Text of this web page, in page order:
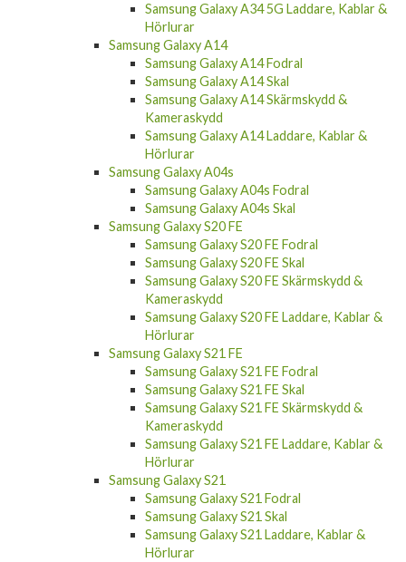
Samsung Galaxy A34 5G Laddare, Kablar &
Hörlurar
Samsung Galaxy A14
Samsung Galaxy A14 Fodral
Samsung Galaxy A14 Skal
Samsung Galaxy A14 Skärmskydd &
Kameraskydd
Samsung Galaxy A14 Laddare, Kablar &
Hörlurar
Samsung Galaxy A04s
Samsung Galaxy A04s Fodral
Samsung Galaxy A04s Skal
Samsung Galaxy S20 FE
Samsung Galaxy S20 FE Fodral
Samsung Galaxy S20 FE Skal
Samsung Galaxy S20 FE Skärmskydd &
Kameraskydd
Samsung Galaxy S20 FE Laddare, Kablar &
Hörlurar
Samsung Galaxy S21 FE
Samsung Galaxy S21 FE Fodral
Samsung Galaxy S21 FE Skal
Samsung Galaxy S21 FE Skärmskydd &
Kameraskydd
Samsung Galaxy S21 FE Laddare, Kablar &
Hörlurar
Samsung Galaxy S21
Samsung Galaxy S21 Fodral
Samsung Galaxy S21 Skal
Samsung Galaxy S21 Laddare, Kablar &
Hörlurar